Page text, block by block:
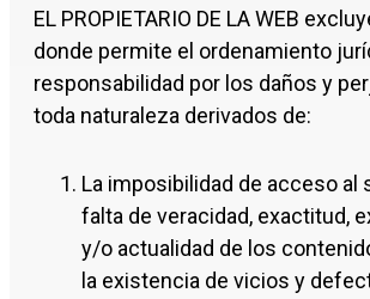
EL PROPIETARIO DE LA WEB
donde permite el ordenamiento
responsabilidad por los daños y
toda naturaleza derivados de:
La imposibilidad de acceso al
falta de veracidad, exactitud,
y/o actualidad de los
la existencia de vicios y